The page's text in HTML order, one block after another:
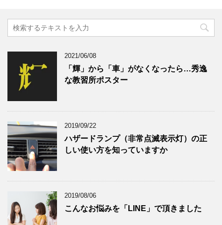
2021/06/08
「輝」から「車」がなくなったら…秀逸
な教習所ポスター
2019/09/22
ハザードランプ（非常点滅表示灯）の正
しい使い方を知っていますか
2019/08/06
こんなお悩みを「LINE」で頂きました